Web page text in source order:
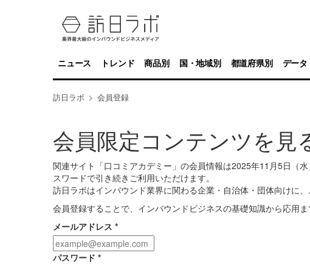
ニュース トレンド 商品別 国・地域別 都道府県別 データ
訪日ラボ 会員登録
会員限定コンテンツを見
関連サイト「口コミアカデミー」の会員情報は2025年11月5日（
スワードで引き続きご利用いただけます。
訪日ラボはインバウンド業界に関わる企業・自治体・団体向けに
会員登録することで、インバウンドビジネスの基礎知識から応用
メールアドレス *
パスワード *